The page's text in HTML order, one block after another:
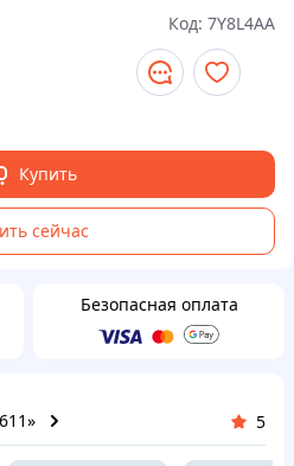
Код: 7Y8L4AA
Купить
сейчас
Безопасная оплата
5